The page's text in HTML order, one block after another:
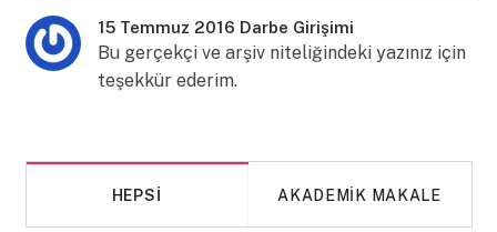
15 Temmuz 2016 Darbe Girişimi
Bu gerçekçi ve arşiv niteliğindeki yazınız için
teşekkür ederim.
HEPSI AKADEMIK MAKALE